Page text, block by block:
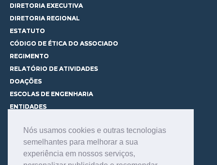
Nós usamos cookies e outras tecnologias
semelhantes para melhorar a sua
experiência em nossos serviços,
DIRETORIA EXECUTIVA
DIRETORIA REGIONAL
ESTATUTO
CÓDIGO DE ÉTICA DO ASSOCIADO
REGIMENTO
RELATÓRIO DE ATIVIDADES
DOAÇÕES
ESCOLAS DE ENGENHARIA
ENTIDADES
CURSOS
CONHEÇA OS CURSOS
CENTRAL DE MENTORIA